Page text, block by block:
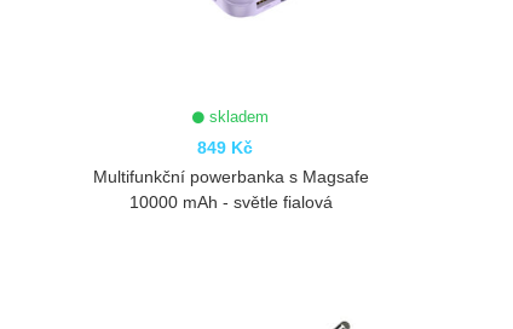
skladem
849 Kč
Multifunkční powerbanka s Magsafe
10000 mAh - světle fialová